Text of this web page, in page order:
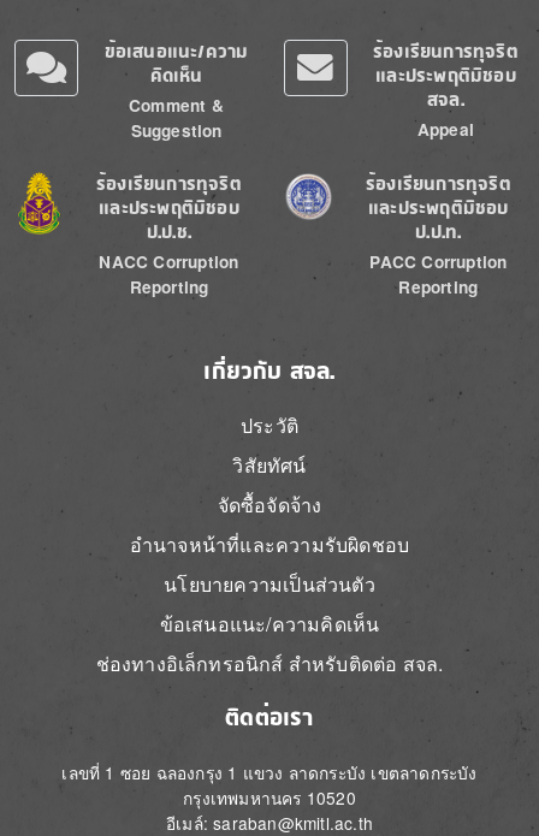
ข้อเสนอแนะ/ความ
คิดเห็น
Comment &
Suggestion
ร้องเรียนการทุจริต
และประพฤติมิชอบ
สจล.
Appeal
Image
ร้องเรียนการทุจริต
และประพฤติมิชอบ
ป.ป.ช.
NACC Corruption
Reporting
Image
ร้องเรียนการทุจริต
และประพฤติมิชอบ
ป.ป.ท.
PACC Corruption
Reporting
เกี่ยวกับ สจล.
ประวัติ
วิสัยทัศน์
จัดซื้อจัดจ้าง
อำนาจหน้าที่และความรับผิดชอบ
นโยบายความเป็นส่วนตัว
ข้อเสนอแนะ/ความคิดเห็น
ช่องทางอิเล็กทรอนิกส์ สำหรับติดต่อ สจล.
ติดต่อเรา
เลขที่ 1 ซอย ฉลองกรุง 1 แขวง ลาดกระบัง เขตลาดกระบัง
กรุงเทพมหานคร 10520
อีเมล์: saraban@kmitl.ac.th